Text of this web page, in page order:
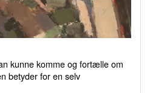
kunne komme og fortælle om
betyder for en selv